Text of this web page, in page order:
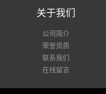
关于我们
公司简介
荣誉资质
联系我们
在线留言